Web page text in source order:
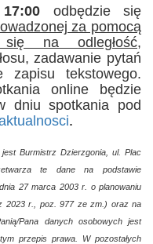
17:00 odbędzie się
za pomocą
się na odległość,
zadawanie pytań
tekstowego.
online będzie
dniu spotkania pod
.
Burmistrz Dzierzgonia, ul. Plac
te dane na podstawie
27 marca 2003 r. o planowaniu
2023 r., poz. 977 ze zm.) oraz na
Pana danych osobowych jest
przepis prawa. W pozostałych